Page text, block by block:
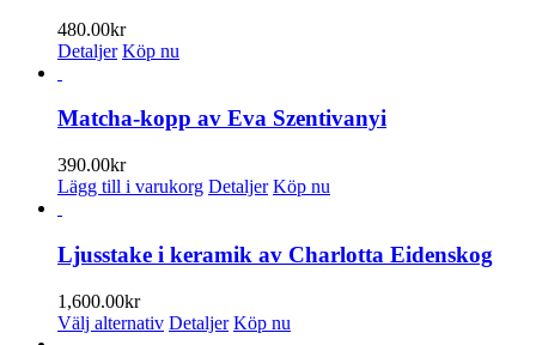
alternativen
på
480.00kr
Detaljer Köp nu
Matcha-kopp av Eva Szentivanyi
390.00kr
Lägg till i varukorg Detaljer Köp nu
Ljusstake i keramik av Charlotta Eidenskog
1,600.00kr
Välj alternativ Den
Detaljer Köp nu